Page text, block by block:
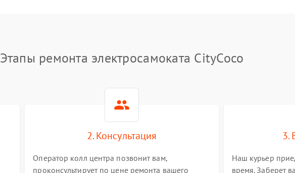
Этапы ремонта электросамоката CityCoco
2. Консультация
Оператор колл центра позвонит вам,
проконсультирует по цене ремонта вашего
3.
Наш курьер
время. Заберет